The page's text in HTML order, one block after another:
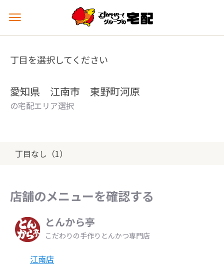
メ
ュ
を
丁目を選択してください
愛知県 江南市 東野町河原
の宅配エリア選択
丁目なし（1）
店舗のメニューを確認する
とんから亭
こだわりの手作りとんかつ専門店
江南店